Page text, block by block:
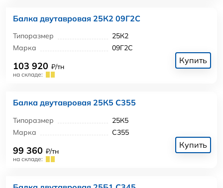
Балка двутавровая 25К2 09Г2С
Типоразмер
25К2
Марка
09Г2С
103 920 ₽/тн
на складе:
Купить
Балка двутавровая 25К5 С355
Типоразмер
25К5
Марка
С355
99 360 ₽/тн
на складе:
Купить